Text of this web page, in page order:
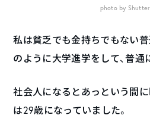
photo by
私は貧乏でも金持ちでもない
のように大学進学をして、普通
社会人になるとあっという間
は29歳になっていました。